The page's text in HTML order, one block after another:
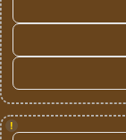
!